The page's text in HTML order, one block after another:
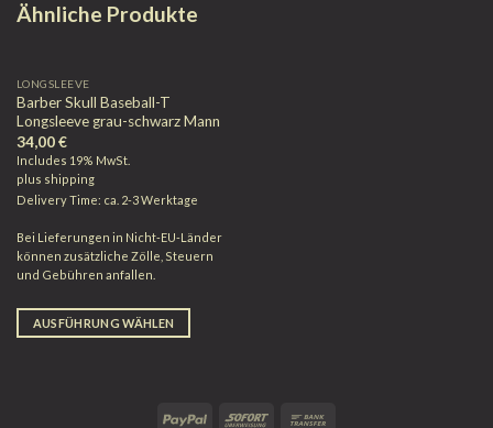
Ähnliche Produkte
LONGSLEEVE
Barber Skull Baseball-T
Longsleeve grau-schwarz Mann
34,00€
Includes 19% MwSt.
plus shipping
Delivery Time: ca. 2-3 Werktage
Bei Lieferungen in Nicht-EU-Länder
können zusätzliche Zölle, Steuern
und Gebühren anfallen.
AUSFÜHRUNG WÄHLEN